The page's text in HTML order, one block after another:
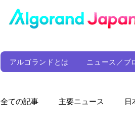
アルゴランドとは ニュース／ブ
全ての記事 主要ニュース 日